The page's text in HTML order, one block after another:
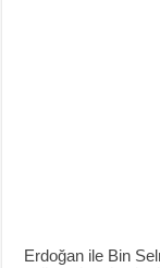
Erdoğan ile Bin